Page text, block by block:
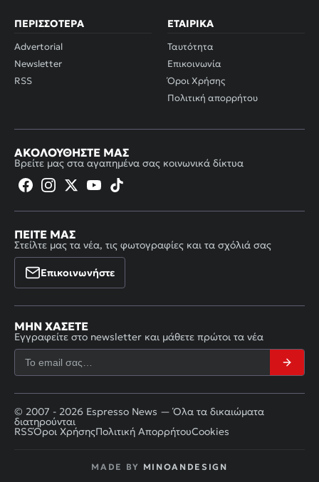
ΠΕΡΙΣΣΌΤΕΡΑ
Advertorial
Newsletter
RSS
ΕΤΑΙΡΙΚΆ
Ταυτότητα
Επικοινωνία
Όροι Χρήσης
Πολιτική απορρήτου
ΑΚΟΛΟΥΘΉΣΤΕ ΜΑΣ
Βρείτε μας στα αγαπημένα σας κοινωνικά δίκτυα
ΠΕΊΤΕ ΜΑΣ
Στείλτε μας τα νέα, τις φωτογραφίες και τα σχόλιά σας
Επικοινωνήστε
ΜΗΝ ΧΆΣΕΤΕ
Εγγραφείτε στο newsletter και μάθετε πρώτοι τα νέα
© 2007 - 2026 Espresso News — Όλα τα δικαιώματα
διατηρούνται
RSSΌροι ΧρήσηςΠολιτική ΑπορρήτουCookies
MADE BY MINOANDESIGN